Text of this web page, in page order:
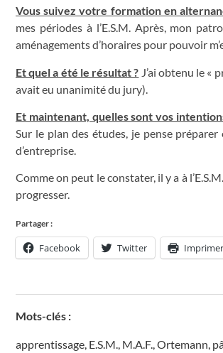
Vous suivez votre formation en
mes périodes à l’E.S.M. Après, mon
aménagements d’horaires pour pouvoir
Et quel a été le résultat ? J’ai obtenu le «
avait eu unanimité du jury).
Et maintenant, quelles sont vos
Sur le plan des études, je pense
d’entreprise.
Comme on peut le constater, il y a à
progresser.
Partager :
Facebook Twitter Imprimer
Mots-clés :
apprentissage, E.S.M., M.A.F.,Ortemann,